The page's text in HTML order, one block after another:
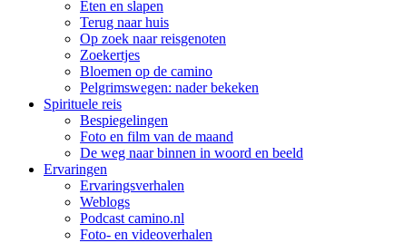
Eten en slapen
Terug naar huis
Op zoek naar reisgenoten
Zoekertjes
Bloemen op de camino
Pelgrimswegen: nader bekeken
Spirituele reis
Bespiegelingen
Foto en film van de maand
De weg naar binnen in woord en beeld
Ervaringen
Ervaringsverhalen
Weblogs
Podcast camino.nl
Foto- en videoverhalen